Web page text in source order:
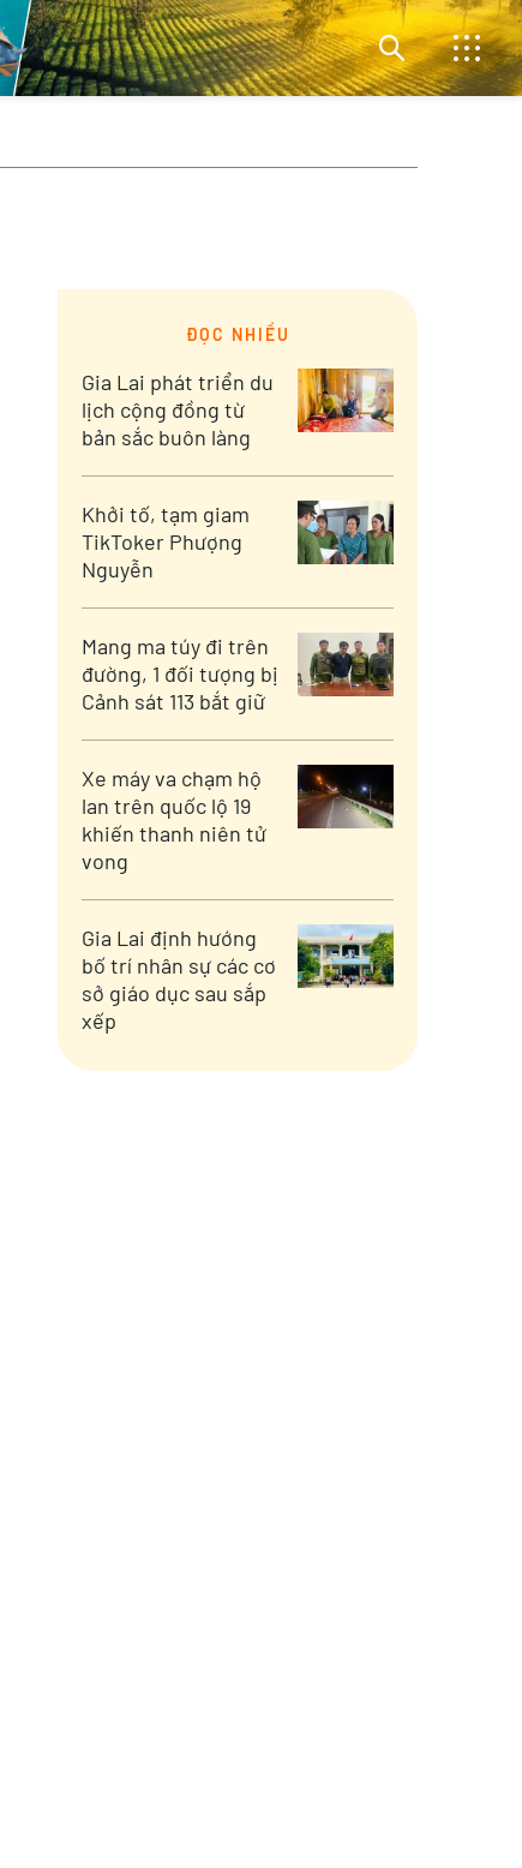
ĐỌC NHIỀU
Gia Lai phát triển du
lịch cộng đồng từ
bản sắc buôn làng
Khởi tố, tạm giam
TikToker Phượng
Nguyễn
Mang ma túy đi trên
đường, 1 đối tượng bị
Cảnh sát 113 bắt giữ
Xe máy va chạm hộ
lan trên quốc lộ 19
khiến thanh niên tử
vong
Gia Lai định hướng
bố trí nhân sự các cơ
sở giáo dục sau sắp
xếp